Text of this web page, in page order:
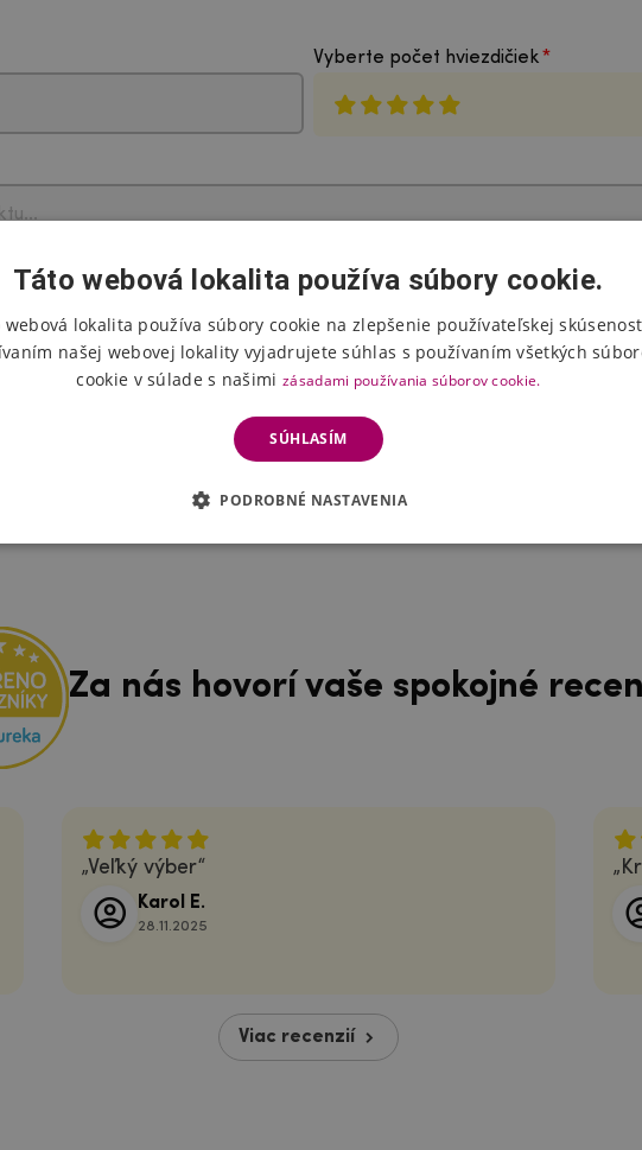
Vyberte počet hviezdičiek
Poslať hodnotenie
* Hodnotenie pred zverejnením dvakrát skontroluje prevádzkovateľ e-shopu.
Za nás hovorí vaše spokojné
Veľký výber
Karol E.
28.11.2025
Viac recenzií
Táto webová lokalita používa súbory cookie.
webová lokalita používa súbory cookie na zlepšenie používateľskej
našej webovej lokality vyjadrujete súhlas s používaním všetkých
cookie v súlade s našimi zásadami používania súborov cookie.
SÚHLASÍM
PODROBNÉ NASTAVENIA